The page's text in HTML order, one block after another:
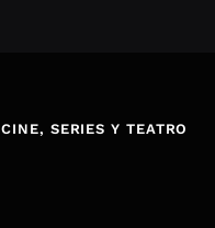
CINE, SERIES Y TEATRO